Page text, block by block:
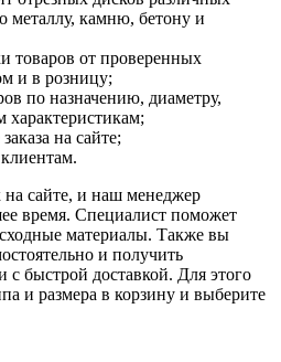
металлу, камню, бетону и
товаров от проверенных
и в розницу;
по назначению, диаметру,
характеристикам;
на сайте;
сайте, и наш менеджер
время. Специалист поможет
материалы. Также вы
и получить
с быстрой доставкой. Для этого
и размера в корзину и выберите